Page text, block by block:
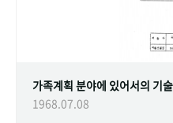
1968.07.08